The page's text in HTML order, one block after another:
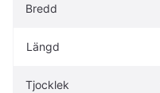
Bredd
Längd
Tjocklek